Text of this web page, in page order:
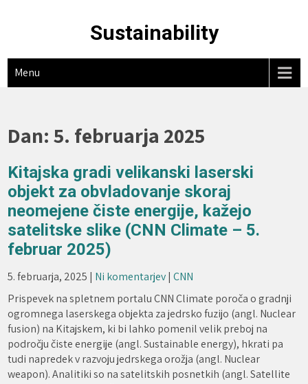
Sustainability
Menu
Dan:5. februarja 2025
Kitajska gradi velikanski laserski
objekt za obvladovanje skoraj
neomejene čiste energije, kažejo
satelitske slike (CNN Climate – 5.
februar 2025)
5. februarja, 2025 | Ni komentarjev|CNN
Prispevek na spletnem portalu CNN Climate poroča o gradnji
ogromnega laserskega objekta za jedrsko fuzijo (angl. Nuclear
fusion) na Kitajskem, ki bi lahko pomenil velik preboj na
področju čiste energije (angl. Sustainable energy), hkrati pa
tudi napredek v razvoju jedrskega orožja (angl. Nuclear
weapon). Analitiki so na satelitskih posnetkih (angl. Satellite